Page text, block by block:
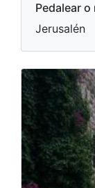
Pedalear
Jerusalén